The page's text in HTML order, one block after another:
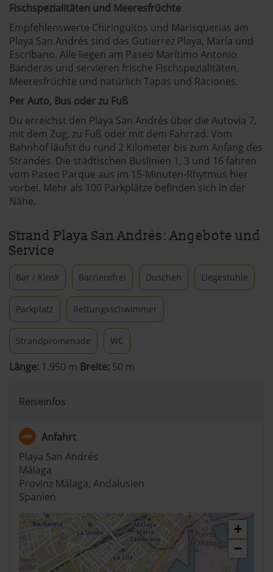
Fischspezialitäten und Meeresfrüchte
Empfehlenswerte Chiringuitos und Marisquerias am
Playa San Andrés sind das Gutierrez Playa, María und
Escribano. Alle liegen am Paseo Marítimo Antonio
Banderas und servieren frische Fischspezialitäten,
Meeresfrüchte und natürlich Tapas und Raciones.
Per Auto, Bus oder zu Fuß
Du erreichst den Playa San Andrés über die Autovia 7,
mit dem Zug, zu Fuß oder mit dem Fahrrad. Vom
Bahnhof läufst du rund 2 Kilometer bis zum Anfang des
Strandes. Die städtischen Buslinien 1, 3 und 16 fahren
vom Paseo Parque aus im 15-Minuten-Rhytmus hier
vorbei. Mehr als 100 Parkplätze befinden sich in der
Nähe.
Strand Playa San Andrés: Angebote und
Service
Bar / Kiosk Barrierefrei Duschen Liegestühle
Parkplatz Rettungsschwimmer
Strandpromenade WC
Länge: 1.950 m Breite: 50 m
Reiseinfos
Anfahrt
Playa San Andrés
Málaga
Provinz Málaga, Andalusien
Spanien
+
−